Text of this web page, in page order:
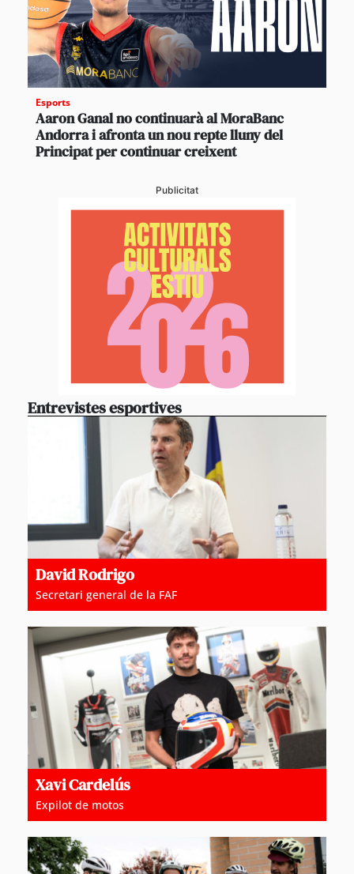
Esports
Aaron Ganal no continuarà al MoraBanc
Andorra i afronta un nou repte lluny del
Principat per continuar creixent
Publicitat
Entrevistes esportives
David Rodrigo
Secretari general de la FAF
Xavi Cardelús
Expilot de motos